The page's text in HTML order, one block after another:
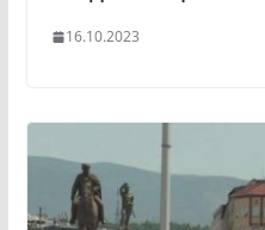
16.10.2023